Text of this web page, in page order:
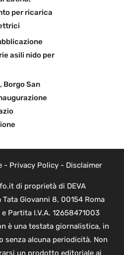
per ricarica
asili nido per
Borgo San
- Privacy Policy- Disclaimer
di proprietà di DEVA
Tata Giovanni 8, 00154 Roma
Partita I.V.A. 12658471003
è una testata giornalistica, in
senza alcuna periodicità. Non
un prodotto editoriale ai